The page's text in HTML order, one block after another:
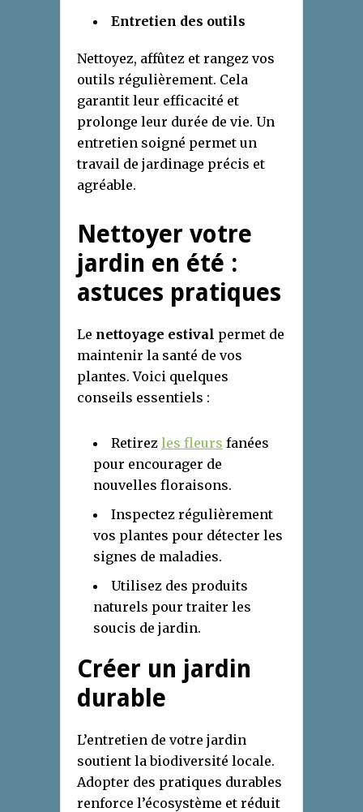
Entretien des outils
Nettoyez, affûtez et rangez vos
outils régulièrement. Cela
garantit leur efficacité et
prolonge leur durée de vie. Un
entretien soigné permet un
travail de jardinage précis et
agréable.
Nettoyer votre
jardin en été :
astuces pratiques
Le nettoyage estival permet de
maintenir la santé de vos
plantes. Voici quelques
conseils essentiels :
Retirez les fleurs fanées
pour encourager de
nouvelles floraisons.
Inspectez régulièrement
vos plantes pour détecter les
signes de maladies.
Utilisez des produits
naturels pour traiter les
soucis de jardin.
Créer un jardin
durable
L’entretien de votre jardin
soutient la biodiversité locale.
Adopter des pratiques durables
renforce l’écosystème et réduit